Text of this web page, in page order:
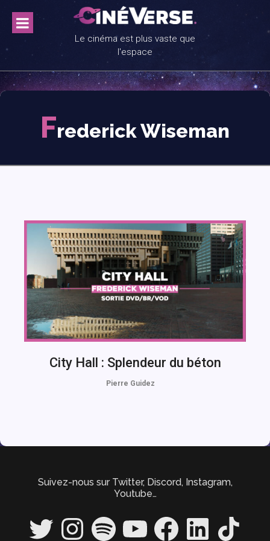
content
Le cinéma est plus vaste que
l'espace
Frederick Wiseman
City Hall : Splendeur du béton
Pierre Guidez
Suivez-nous sur Twitter, Discord, Instagram,
Youtube…
Twitter InstagramSpotify YouTube FacebookLinkedIn TikTok